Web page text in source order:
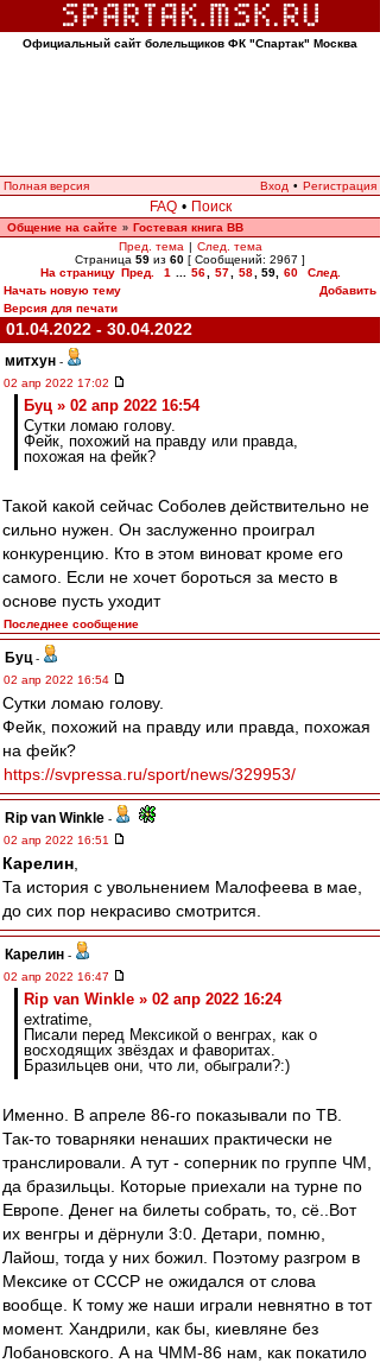
Официальный сайт болельщиков ФК "Спартак" Москва
Полная версия Вход • Регистрация
FAQ • Поиск
Общение на сайте » Гостевая книга ВВ
Пред. тема | След. тема
Страница 59 из 60 [ Сообщений: 2967 ]
На страницу Пред. 1 56 57 58 59, 60
След.
Начать новую тему
Добавить
Версия для печати
01.04.2022 - 30.04.2022
митхун -
02 апр 2022 17:02
Буц » 02 апр 2022 16:54
Сутки ломаю голову.
Фейк, похожий на правду или правда,
похожая на фейк?
Такой какой сейчас Соболев действительно не
сильно нужен. Он заслуженно проиграл
конкуренцию. Кто в этом виноват кроме его
самого. Если не хочет бороться за место в
основе пусть уходит
Последнее сообщение
Буц -
02 апр 2022 16:54
Сутки ломаю голову.
Фейк, похожий на правду или правда, похожая
на фейк?
https://svpressa.ru/sport/news/329953/
Rip van Winkle -
02 апр 2022 16:51
Карелин
Та история с увольнением Малофеева в мае,
до сих пор некрасиво смотрится.
Карелин -
02 апр 2022 16:47
Rip van Winkle » 02 апр 2022 16:24
extratime,
Писали перед Мексикой о венграх, как о
восходящих звёздах и фаворитах.
Бразильцев они, что ли, обыграли?:)
Именно. В апреле 86-го показывали по ТВ.
Так-то товарняки ненаших практически не
транслировали. А тут - соперник по группе ЧМ,
да бразильцы. Которые приехали на турне по
Европе. Денег на билеты собрать, то, сё..Вот
их венгры и дёрнули 3:0. Детари, помню,
Лайош, тогда у них божил. Поэтому разгром в
Мексике от СССР не ожидался от слова
вообще. К тому же наши играли невнятно в тот
момент. Хандрили, как бы, киевляне без
Лобановского. А на ЧММ-86 нам, как покатило